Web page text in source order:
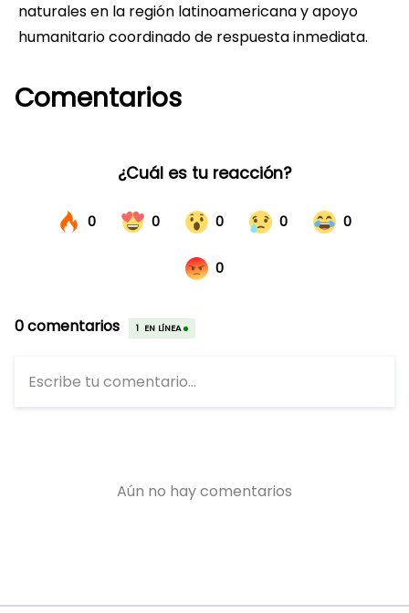
naturales en la región latinoamericana y apoyo
humanitario coordinado de respuesta inmediata.
Comentarios